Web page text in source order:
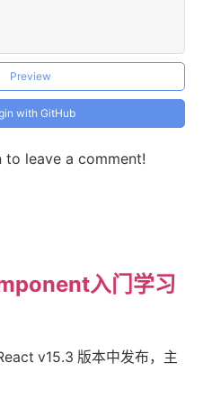
Preview
with GitHub
to leave a comment!
入门学习
v15.3 版本中发布，主